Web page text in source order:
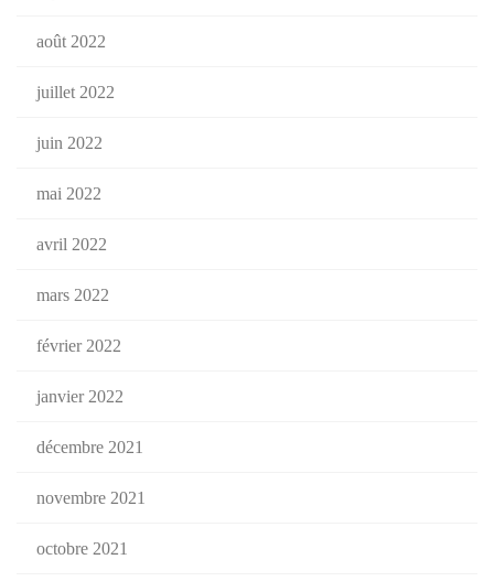
août 2022
juillet 2022
juin 2022
mai 2022
avril 2022
mars 2022
février 2022
janvier 2022
décembre 2021
novembre 2021
octobre 2021